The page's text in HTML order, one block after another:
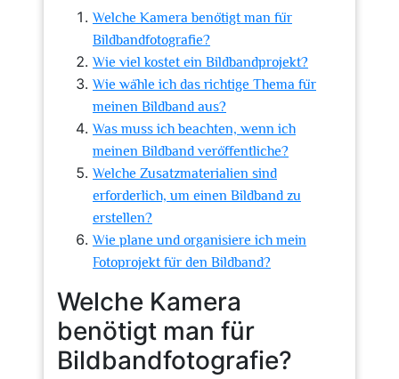
Welche Kamera benötigt man für
Bildbandfotografie?
Wie viel kostet ein Bildbandprojekt?
Wie wähle ich das richtige Thema für
meinen Bildband aus?
Was muss ich beachten, wenn ich
meinen Bildband veröffentliche?
Welche Zusatzmaterialien sind
erforderlich, um einen Bildband zu
erstellen?
Wie plane und organisiere ich mein
Fotoprojekt für den Bildband?
Welche Kamera
benötigt man für
Bildbandfotografie?